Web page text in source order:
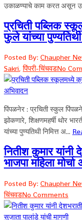
उकाळण्याचे काम करत असून
प्रचिती पब्लिक
फुले यांच्या
Posted By: Chaupher
Sakri,पिंपरी-चिंचवडNo
पिंपळनेर : प्रचिती स्कुल
झोकणारे, शिक्षणमहर्षी थोर
यांच्या पुण्यतिथी निमित्त अ...
नितीश कुमार यांनी
भाजपा महिला
Posted By: Chaupher
चिंचवडNo Comments